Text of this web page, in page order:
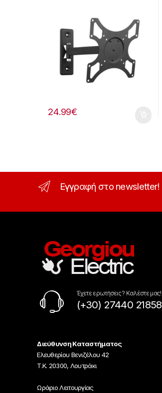
24.99€
Εγγραφή στο newsletter!
Έχετε ερωτήσεις ? Καλέστε μας!
(+30) 27440 21858
Διεύθυνση Καταστήματος
Ελευθερίου Βενιζέλου 42
Τ.Κ. 20300, Λουτράκι
Ωράριο Λειτουργίας